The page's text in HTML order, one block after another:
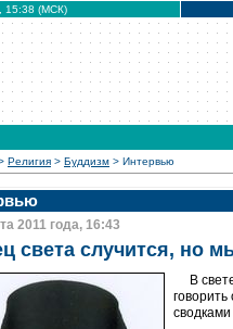
15:38 (МСК)
Религия > Буддизм > Интервью
2011 года, 16:43
света случится, но
В